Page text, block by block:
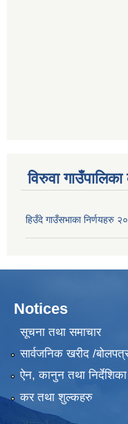
विरुवा गाउँपालिका
हिउँदे गाउँसभाका निर्णयहरु
Notices
सूचना तथा समाचार
सार्वजनिक खरीद /
ऐन, कानुन तथा निर्देशिका
कर तथा शुल्कहरु